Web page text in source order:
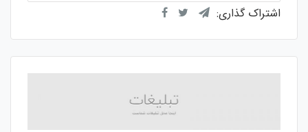
اشتراک گذاری: